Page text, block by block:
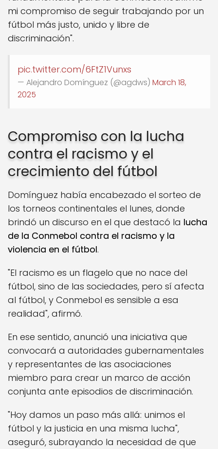
mi compromiso de seguir trabajando por un
fútbol más justo, unido y libre de
discriminación".
pic.twitter.com/6FtZ1Vunxs
— Alejandro Domínguez (@agdws) March 18,
2025
Compromiso con la lucha
contra el racismo y el
crecimiento del fútbol
Domínguez había encabezado el sorteo de
los torneos continentales el lunes, donde
brindó un discurso en el que destacó la lucha
de la Conmebol contra el racismo y la
violencia en el fútbol.
"El racismo es un flagelo que no nace del
fútbol, sino de las sociedades, pero sí afecta
al fútbol, y Conmebol es sensible a esa
realidad", afirmó.
En ese sentido, anunció una iniciativa que
convocará a autoridades gubernamentales
y representantes de las asociaciones
miembro para crear un marco de acción
conjunta ante episodios de discriminación.
"Hoy damos un paso más allá: unimos el
fútbol y la justicia en una misma lucha",
aseguró, subrayando la necesidad de que